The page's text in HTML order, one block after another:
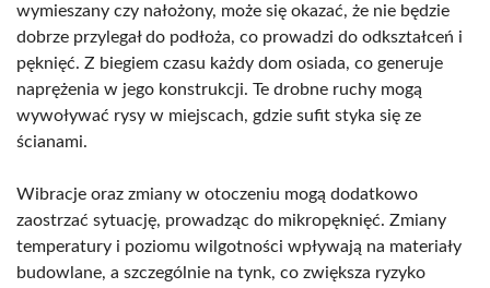
wymieszany czy nałożony, może się okazać, że nie będzie
dobrze przylegał do podłoża, co prowadzi do odkształceń i
pęknięć. Z biegiem czasu każdy dom osiada, co generuje
naprężenia w jego konstrukcji. Te drobne ruchy mogą
wywoływać rysy w miejscach, gdzie sufit styka się ze
ścianami.
Wibracje oraz zmiany w otoczeniu mogą dodatkowo
zaostrzać sytuację, prowadząc do mikropęknięć. Zmiany
temperatury i poziomu wilgotności wpływają na materiały
budowlane, a szczególnie na tynk, co zwiększa ryzyko